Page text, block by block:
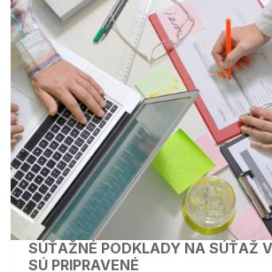
SÚŤAŽNÉ PODKLADY NA SÚŤAŽ
SÚ PRIPRAVENÉ